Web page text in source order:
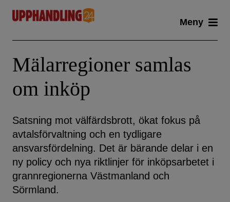
content
Meny
Mälarregioner samlas
om inköp
Satsning mot välfärdsbrott, ökat fokus på
avtalsförvaltning och en tydligare
ansvarsfördelning. Det är bärande delar i en
ny policy och nya riktlinjer för inköpsarbetet i
grannregionerna Västmanland och
Sörmland.